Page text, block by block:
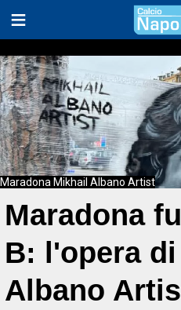
Maradona Mikhail Albano Artist
Maradona
B: l'opera
Albano